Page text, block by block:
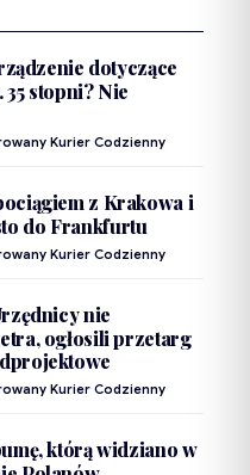
dotyczące
35 stopni? Nie
Kurier Codzienny
z Krakowa i
do Frankfurtu
Kurier Codzienny
nie
ogłosili przetarg
Kurier Codzienny
którą widziano w